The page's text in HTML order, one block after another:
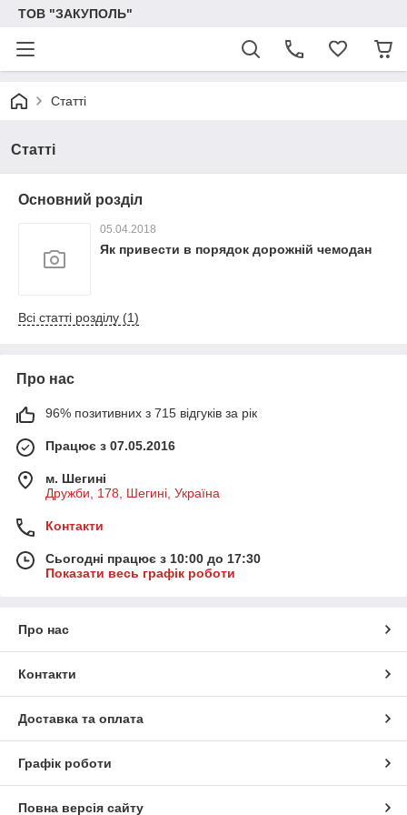
ТОВ "ЗАКУПОЛЬ"
Статті
Статті
Основний розділ
05.04.2018
Як привести в порядок дорожній чемодан
Всі статті розділу (1)
Про нас
96% позитивних з 715 відгуків за рік
Працює з 07.05.2016
м. Шегині
Дружби, 178, Шегині, Україна
Контакти
Сьогодні працює з 10:00 до 17:30
Показати весь графік роботи
Про нас
Контакти
Доставка та оплата
Графік роботи
Повна версія сайту